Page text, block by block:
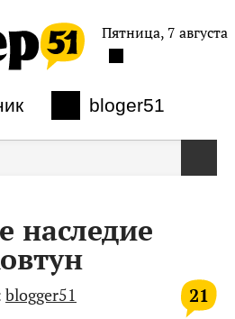
bloger51
Пятница, 7 августа
наследие
21
blogger51